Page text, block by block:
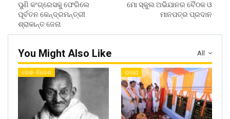
ପୁଣି କଂଗ୍ରେସକୁ ଫେରିଲେ
ପୂର୍ବତନ କେନ୍ଦ୍ରମନ୍ତ୍ରୀ
ଶ୍ରାକାନ୍ତ ଜେନା
ମୋ ସ୍କୁଲ ଅଭିଯାନର ବୈଠକ ଓ
ମାନପତ୍ର ପ୍ରଦାନ
All
You Might Also Like
ଦେଶ- ବିଦେଶ ରାଜ୍ୟ